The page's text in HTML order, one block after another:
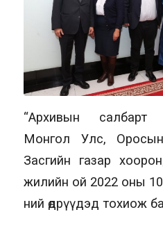
“Архивын
Монгол Улс,
Засгийн газар
жилийн ой 2022 оны
ний өдрүүдэд тохиож